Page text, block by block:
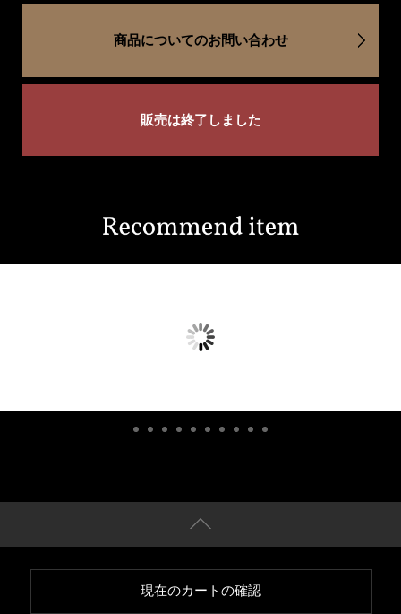
商品についてのお問い合わせ
販売は終了しました
現在のカートの確認